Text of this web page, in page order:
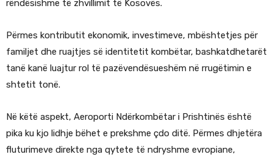
rëndësishme të zhvillimit të Kosovës.
Përmes kontributit ekonomik, investimeve, mbështetjes për
familjet dhe ruajtjes së identitetit kombëtar, bashkatdhetarët
tanë kanë luajtur rol të pazëvendësueshëm në rrugëtimin e
shtetit tonë.
Në këtë aspekt, Aeroporti Ndërkombëtar i Prishtinës është
pika ku kjo lidhje bëhet e prekshme çdo ditë. Përmes dhjetëra
fluturimeve direkte nga qytete të ndryshme evropiane,